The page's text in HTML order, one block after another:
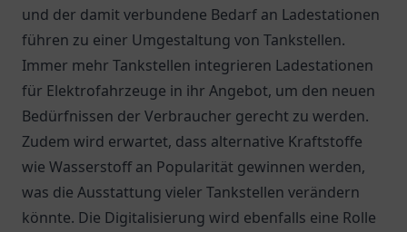
und der damit verbundene Bedarf an Ladestationen
führen zu einer Umgestaltung von Tankstellen.
Immer mehr Tankstellen integrieren Ladestationen
für Elektrofahrzeuge in ihr Angebot, um den neuen
Bedürfnissen der Verbraucher gerecht zu werden.
Zudem wird erwartet, dass alternative Kraftstoffe
wie Wasserstoff an Popularität gewinnen werden,
was die Ausstattung vieler Tankstellen verändern
könnte. Die Digitalisierung wird ebenfalls eine Rolle